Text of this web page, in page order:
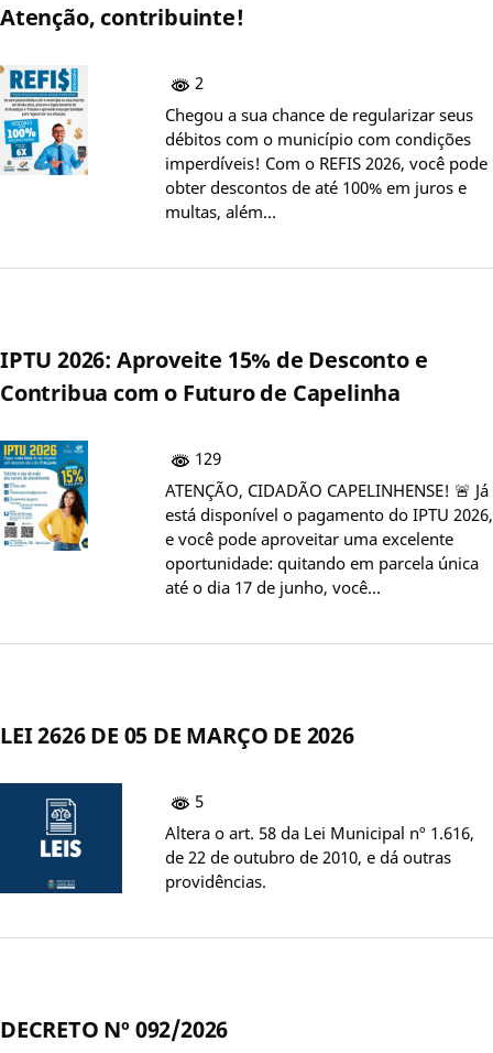
Atenção, contribuinte!
2
Chegou a sua chance de regularizar seus
débitos com o município com condições
imperdíveis! Com o REFIS 2026, você pode
obter descontos de até 100% em juros e
multas, além…
IPTU 2026: Aproveite 15% de Desconto e
Contribua com o Futuro de Capelinha
129
ATENÇÃO, CIDADÃO CAPELINHENSE! 🚨 Já
está disponível o pagamento do IPTU 2026,
e você pode aproveitar uma excelente
oportunidade: quitando em parcela única
até o dia 17 de junho, você…
LEI 2626 DE 05 DE MARÇO DE 2026
5
Altera o art. 58 da Lei Municipal nº 1.616,
de 22 de outubro de 2010, e dá outras
providências.
DECRETO Nº 092/2026